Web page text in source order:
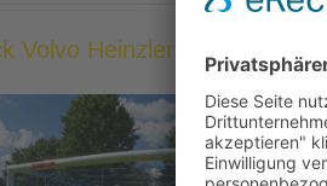
Volvo Heinzler Cup